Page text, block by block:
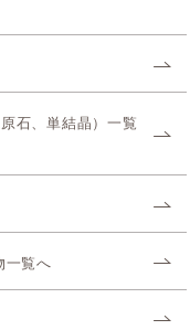
石、単結晶）一覧
一覧へ